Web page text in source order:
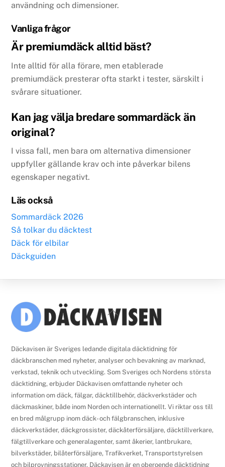
användning och dimensioner.
Vanliga frågor
Är premiumdäck alltid bäst?
Inte alltid för alla förare, men etablerade
premiumdäck presterar ofta starkt i tester, särskilt i
svårare situationer.
Kan jag välja bredare sommardäck än
original?
I vissa fall, men bara om alternativa dimensioner
uppfyller gällande krav och inte påverkar bilens
egenskaper negativt.
Läs också
Sommardäck 2026
Så tolkar du däcktest
Däck för elbilar
Däckguiden
Back
To
Däckavisen är Sveriges ledande digitala däcktidning för
däckbranschen med nyheter, analyser och bevakning av marknad,
verkstad, teknik och utveckling. Som Sveriges och Nordens största
däcktidning, erbjuder Däckavisen omfattande nyheter och
information om däck, fälgar, däcktillbehör, däckverkstäder och
däckmaskiner, både inom Norden och internationellt. Vi riktar oss till
en bred målgrupp inom däck- och fälgbranschen, inklusive
däckverkstäder, däckgrossister, däckåterförsäljare, däcktillverkare,
fälgtillverkare och generalagenter, samt åkerier, lantbrukare,
bilverkstäder, bilåterförsäljare, Trafikverket, Transportstyrelsen
och bilprovningsstationer. Däckavisen är en oberoende däcktidning